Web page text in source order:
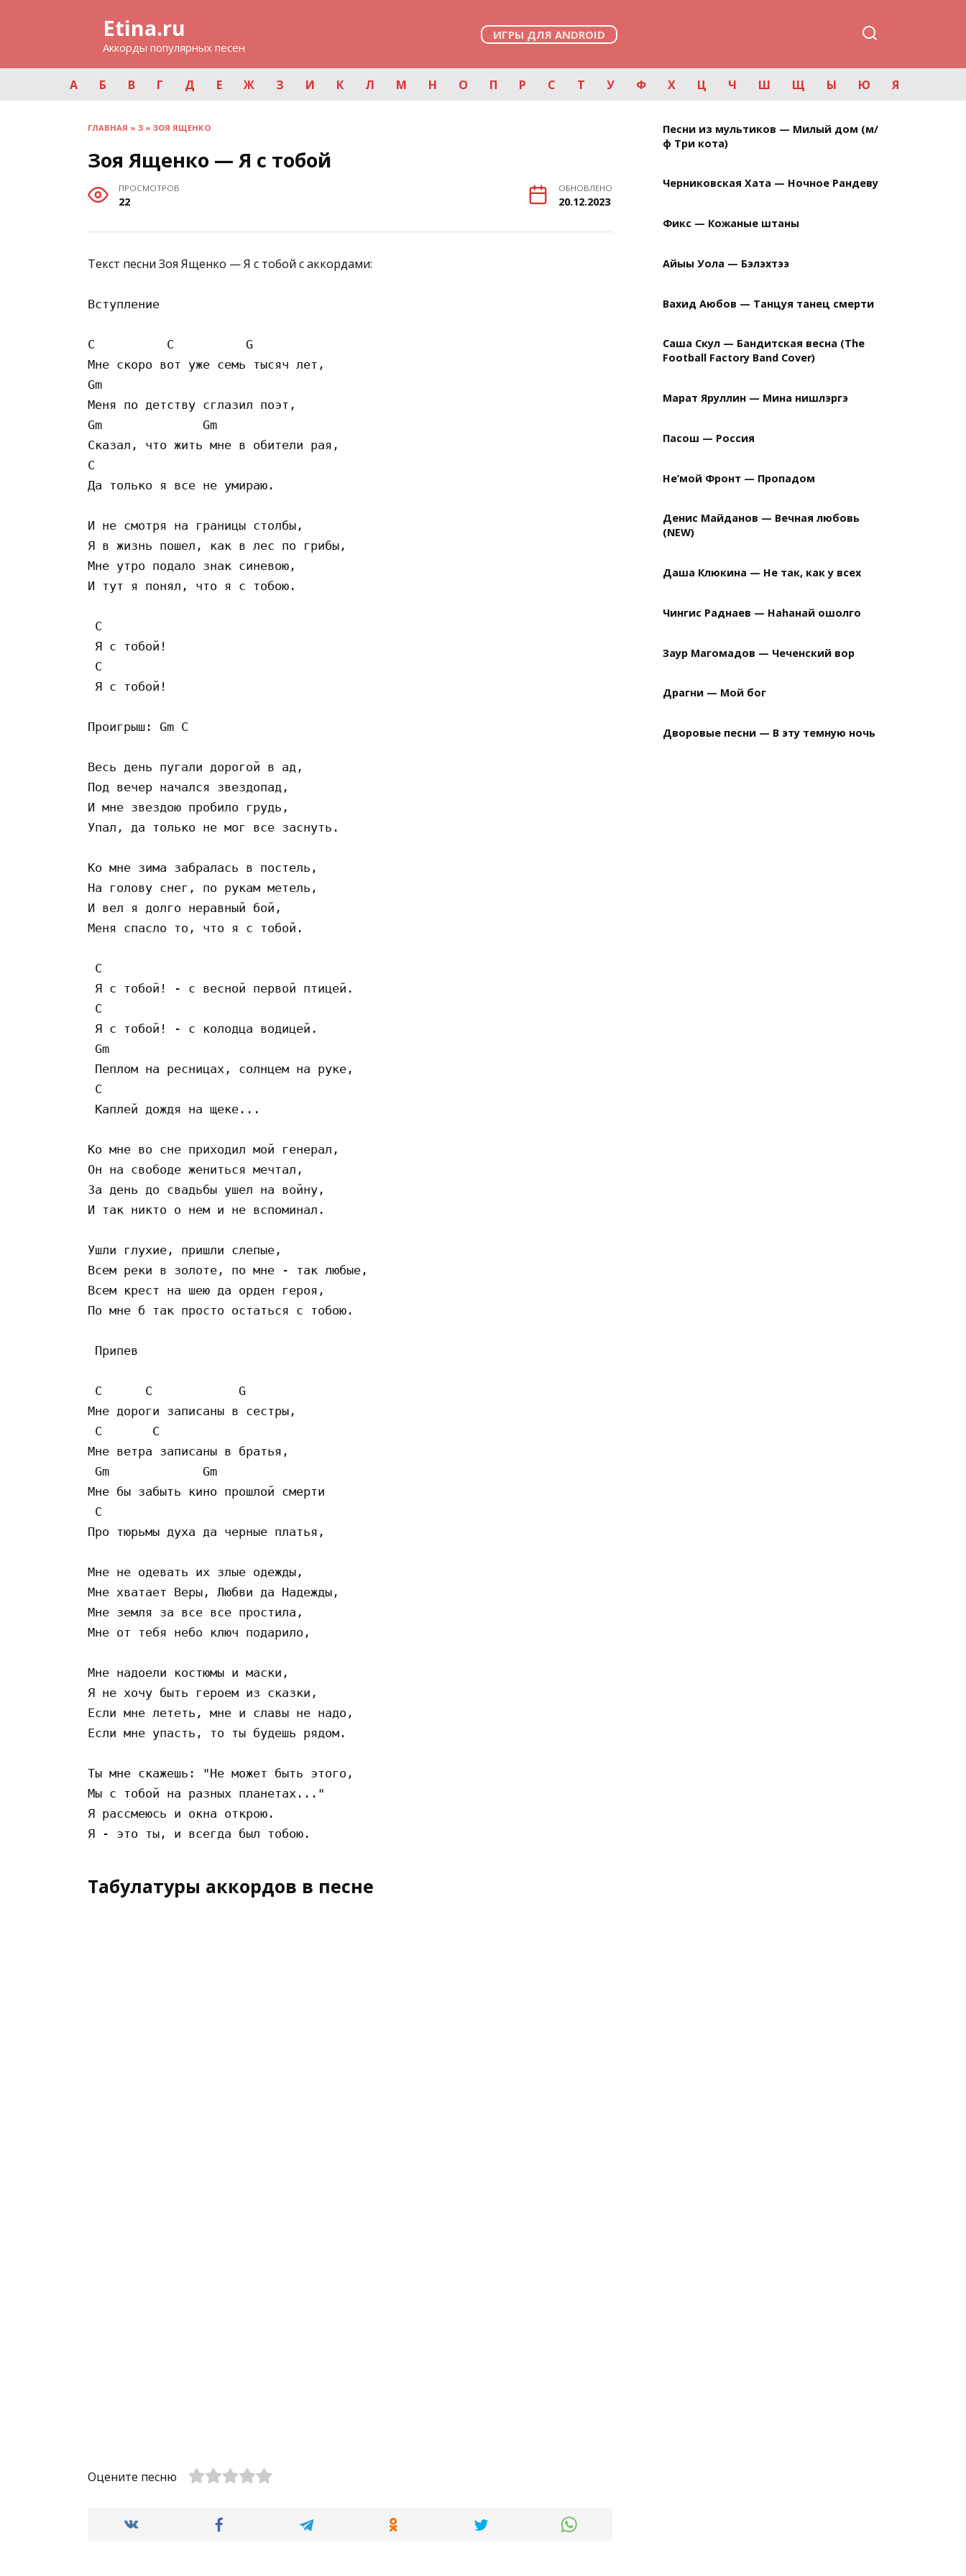
Etina.ru
Аккорды популярных песен
ИГРЫ ДЛЯ ANDROID
А Б В Г Д Е Ж З И К Л М Н О П Р С Т У Ф Х Ц Ч Ш Щ Ы Ю Я
ГЛАВНАЯ » З » ЗОЯ ЯЩЕНКО
Зоя Ященко — Я с тобой
ПРОСМОТРОВ
22
ОБНОВЛЕНО
20.12.2023
Текст песни Зоя Ященко — Я с тобой с аккордами:
Вступление
C          C          G
Мне скоро вот уже семь тысяч лет,
Gm
Меня по детству сглазил поэт,
Gm              Gm
Сказал, что жить мне в обители рая,
C
Да только я все не умираю.
И не смотря на границы столбы,
Я в жизнь пошел, как в лес по грибы,
Мне утро подало знак синевою,
И тут я понял, что я с тобою.
C
Я с тобой!
C
Я с тобой!
Проигрыш: Gm C
Весь день пугали дорогой в ад,
Под вечер начался звездопад,
И мне звездою пробило грудь,
Упал, да только не мог все заснуть.
Ко мне зима забралась в постель,
На голову снег, по рукам метель,
И вел я долго неравный бой,
Меня спасло то, что я с тобой.
C
Я с тобой! - с весной первой птицей.
C
Я с тобой! - с колодца водицей.
Gm
Пеплом на ресницах, солнцем на руке,
C
Каплей дождя на щеке...
Ко мне во сне приходил мой генерал,
Он на свободе жениться мечтал,
За день до свадьбы ушел на войну,
И так никто о нем и не вспоминал.
Ушли глухие, пришли слепые,
Всем реки в золоте, по мне - так любые,
Всем крест на шею да орден героя,
По мне б так просто остаться с тобою.
Припев
C      C            G
Мне дороги записаны в сестры,
C       C
Мне ветра записаны в братья,
Gm             Gm
Мне бы забыть кино прошлой смерти
C
Про тюрьмы духа да черные платья,
Мне не одевать их злые одежды,
Мне хватает Веры, Любви да Надежды,
Мне земля за все все простила,
Мне от тебя небо ключ подарило,
Мне надоели костюмы и маски,
Я не хочу быть героем из сказки,
Если мне лететь, мне и славы не надо,
Если мне упасть, то ты будешь рядом.
Ты мне скажешь: "Не может быть этого,
Мы с тобой на разных планетах..."
Я рассмеюсь и окна открою.
Табулатуры аккордов в песне
Оцените песню
Песни из мультиков — Милый дом (м/
ф Три кота)
Черниковская Хата — Ночное Рандеву
Фикс — Кожаные штаны
Айыы Уола — Бэлэхтээ
Вахид Аюбов — Танцуя танец смерти
Саша Скул — Бандитская весна (The
Football Factory Band Cover)
Марат Яруллин — Мина нишлэргэ
Пасош — Россия
Не’мой Фронт — Пропадом
Денис Майданов — Вечная любовь
(NEW)
Даша Клюкина — Не так, как у всех
Чингис Раднаев — Наhанай ошолго
Заур Магомадов — Чеченский вор
Драгни — Мой бог
Дворовые песни — В эту темную ночь